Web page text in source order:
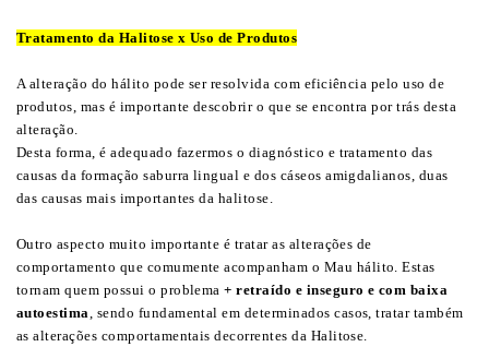
Tratamento da Halitose x Uso de Produtos
A alteração do hálito pode ser resolvida com eficiência pelo uso de
produtos, mas é importante descobrir o que se encontra por trás desta
alteração.
Desta forma, é adequado fazermos o diagnóstico e tratamento das
causas da formação saburra lingual e dos cáseos amigdalianos, duas
das causas mais importantes da halitose.
Outro aspecto muito importante é tratar as alterações de
comportamento que comumente acompanham o Mau hálito. Estas
tornam quem possui o problema + retraído e inseguro e com baixa
autoestima, sendo fundamental em determinados casos, tratar também
as alterações comportamentais decorrentes da Halitose.